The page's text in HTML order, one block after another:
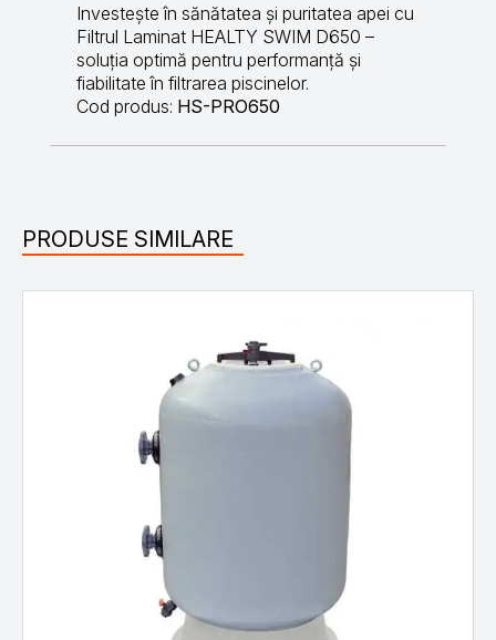
Investește în sănătatea și puritatea apei cu
Filtrul Laminat HEALTY SWIM D650 –
soluția optimă pentru performanță și
fiabilitate în filtrarea piscinelor.
Cod produs: HS-PRO650
PRODUSE SIMILARE